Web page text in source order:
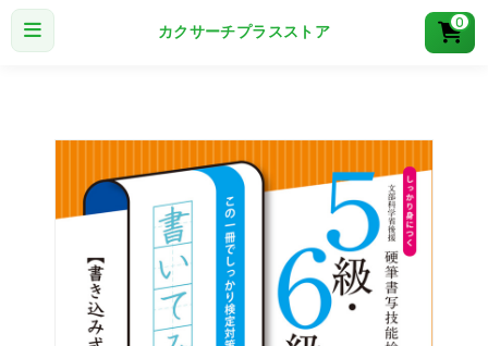
カクサーチプラスストア
0